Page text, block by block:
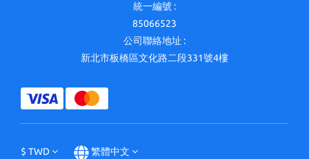
統一編號 :
85066523
公司聯絡地址 :
新北市板橋區文化路二段331號4樓
$ TWD 繁體中文